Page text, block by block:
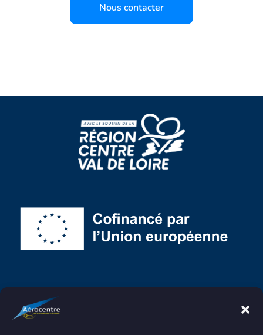
Nous contacter
Ici, l’Union européenne cofinance un projet pour :
Développement et pérennisation des filières